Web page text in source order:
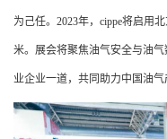
为己任。2023年，cippe将启用
米。展会将聚焦油气安全与油
业企业一道，共同助力中国油气